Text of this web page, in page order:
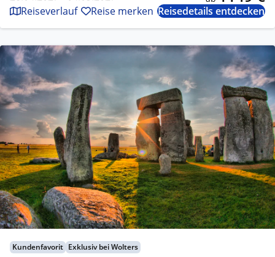
Reiseverlauf Reise merken Reisedetails entdecken
Kundenfavorit Exklusiv bei Wolters